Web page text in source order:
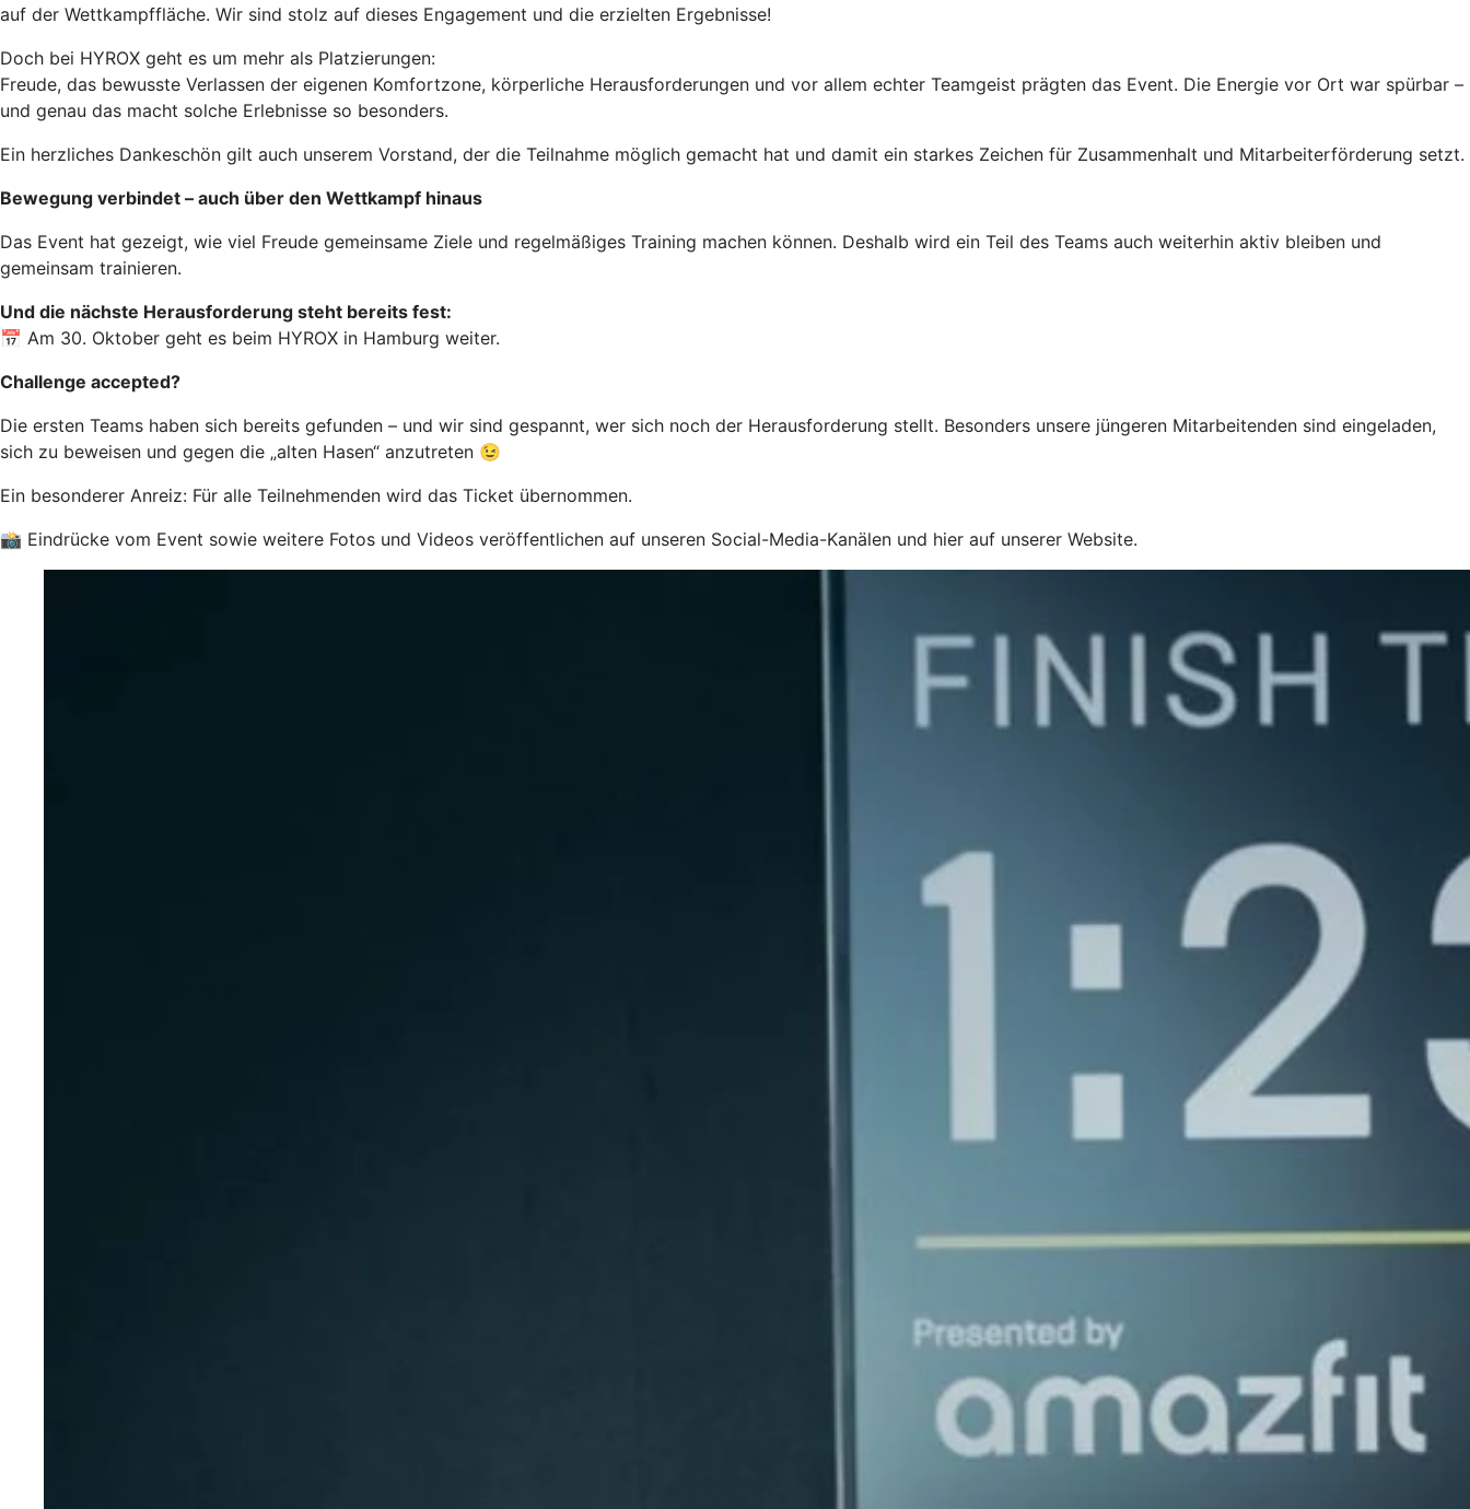
auf der Wettkampffläche. Wir sind stolz auf dieses Engagement und die erzielten Ergebnisse!
Doch bei HYROX geht es um mehr als Platzierungen:
Freude, das bewusste Verlassen der eigenen Komfortzone, körperliche Herausforderungen und vor allem echter Teamgeist prägten das Event. Die Energie vor Ort war spürbar –
und genau das macht solche Erlebnisse so besonders.
Ein herzliches Dankeschön gilt auch unserem Vorstand, der die Teilnahme möglich gemacht hat und damit ein starkes Zeichen für Zusammenhalt und Mitarbeiterförderung setzt.
Bewegung verbindet – auch über den Wettkampf hinaus
Das Event hat gezeigt, wie viel Freude gemeinsame Ziele und regelmäßiges Training machen können. Deshalb wird ein Teil des Teams auch weiterhin aktiv bleiben und
gemeinsam trainieren.
Und die nächste Herausforderung steht bereits fest:
📅 Am 30. Oktober geht es beim HYROX in Hamburg weiter.
Challenge accepted?
Die ersten Teams haben sich bereits gefunden – und wir sind gespannt, wer sich noch der Herausforderung stellt. Besonders unsere jüngeren Mitarbeitenden sind eingeladen,
sich zu beweisen und gegen die „alten Hasen“ anzutreten 😉
Ein besonderer Anreiz: Für alle Teilnehmenden wird das Ticket übernommen.
📸 Eindrücke vom Event sowie weitere Fotos und Videos veröffentlichen auf unseren Social-Media-Kanälen und hier auf unserer Website.